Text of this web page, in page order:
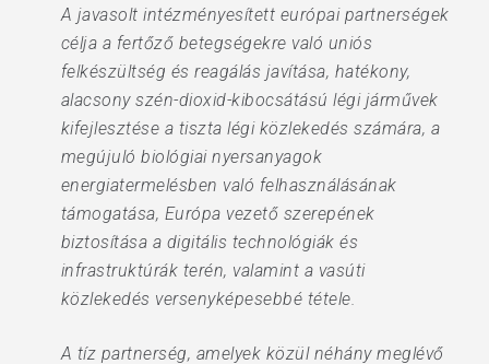
A javasolt intézményesített európai partnerségek
célja a fertőző betegségekre való uniós
felkészültség és reagálás javítása, hatékony,
alacsony szén-dioxid-kibocsátású légi járművek
kifejlesztése a tiszta légi közlekedés számára, a
megújuló biológiai nyersanyagok
energiatermelésben való felhasználásának
támogatása, Európa vezető szerepének
biztosítása a digitális technológiák és
infrastruktúrák terén, valamint a vasúti
közlekedés versenyképesebbé tétele.
A tíz partnerség, amelyek közül néhány meglévő